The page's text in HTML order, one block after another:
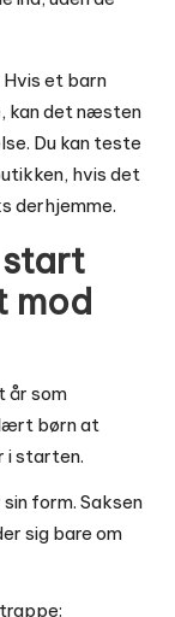
et barn
kan det næsten
Du kan teste
hvis det
derhjemme.
mod
år som
børn at
i starten.
form. Saksen
sig bare om